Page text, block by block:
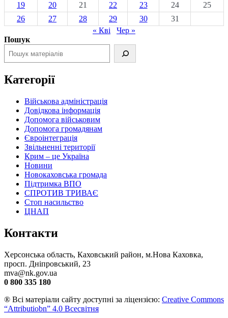
19
20 21 22 23 24
25
26
27 28 29 30
31
« Кві
Чер »
Пошук
Категорії
Військова адміністрація
Довідкова інформація
Допомога військовим
Допомога громадянам
Євроінтеграція
Звільненні території
Крим – це Україна
Новини
Новокаховська громада
Підтримка ВПО
СПРОТИВ ТРИВАЄ
Стоп насильство
ЦНАП
Контакти
Херсонська область, Каховський район, м.Нова Каховка,
просп. Дніпровський, 23
mva@nk.gov.ua
0 800 335 180
® Всі матеріали сайту доступні за ліцензією: Creative Commons
“Attributiobn” 4.0 Всесвітня